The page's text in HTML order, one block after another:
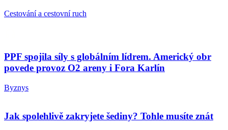
Cestování a cestovní ruch
PPF spojila síly s globálním lídrem. Americký obr
povede provoz O2 areny i Fora Karlín
Byznys
Jak spolehlivě zakryjete šediny? Tohle musíte znát